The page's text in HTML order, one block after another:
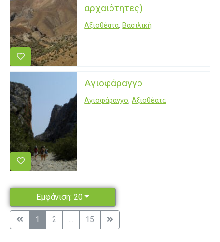
αρχαιότητες)
Αξιοθέατα, Βασιλική
Αγιοφάραγγο
Αγιοφάραγγο,Αξιοθέατα
Εμφάνιση: 20
1 2 ... 15